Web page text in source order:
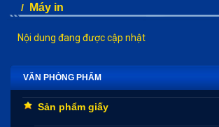
/ Máy in
Nội dung đang được cập nhật
VĂN PHÒNG PHẨM
Sản phẩm giấy